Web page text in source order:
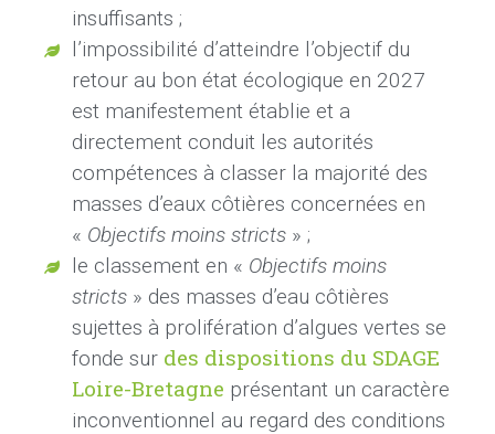
insuffisants ;
l’impossibilité d’atteindre l’objectif du
retour au bon état écologique en 2027
est manifestement établie et a
directement conduit les autorités
compétences à classer la majorité des
masses d’eaux côtières concernées en
« Objectifs moins stricts » ;
le classement en « Objectifs moins
stricts » des masses d’eau côtières
sujettes à prolifération d’algues vertes se
fonde sur des dispositions du SDAGE
Loire-Bretagne présentant un caractère
inconventionnel au regard des conditions